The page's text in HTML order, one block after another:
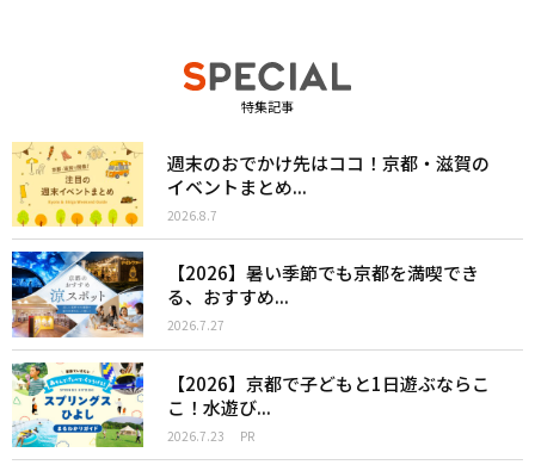
特集記事
週末のおでかけ先はココ！京都・滋賀の
イベントまとめ...
2026.8.7
【2026】暑い季節でも京都を満喫でき
る、おすすめ...
2026.7.27
【2026】京都で子どもと1日遊ぶならこ
こ！水遊び...
2026.7.23 PR